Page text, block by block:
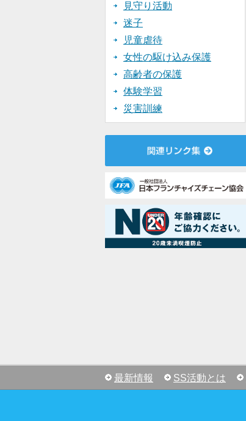
見守り活動
迷子
児童虐待
女性の駆け込み保護
高齢者の保護
体験学習
災害訓練
最新情報 SS活動とは